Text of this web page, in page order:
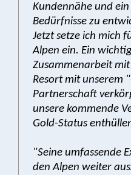
Kundennähe und
Bedürfnisse zu
Jetzt setze ich mich
Alpen ein. Ein
Zusammenarbeit mit
Resort mit unserem
Partnerschaft
unsere kommende
Gold-Status
"Seine umfassende
den Alpen weiter